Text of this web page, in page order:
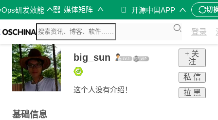
研发效能 媒体矩阵 开源中国APP 切
登录
big_sun
这个人没有介绍！
+ 关
注
私 信
拉 黑
基础信息